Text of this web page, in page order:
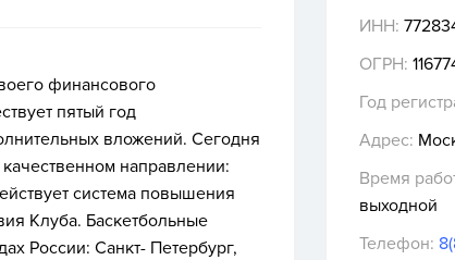
финансового
пятый год
вложений. Сегодня
направлении:
система повышения
Клуба. Баскетбольные
России: Санкт- Петербург,
ИНН:
ОГРН:
Год
Адрес:
Время
выходной
Телефон: